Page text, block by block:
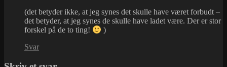
(det betyder ikke, at jeg synes det skulle have været forbudt –
det betyder, at jeg synes de skulle have ladet være. Der er stor
forskel på de to ting!
)
Svar